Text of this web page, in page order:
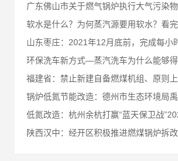
软水是什么？为何蒸汽源要用软水？看
环保洗车新方式—蒸汽洗车为什么能够得
陕西汉中：经开区积极推进燃煤锅炉拆